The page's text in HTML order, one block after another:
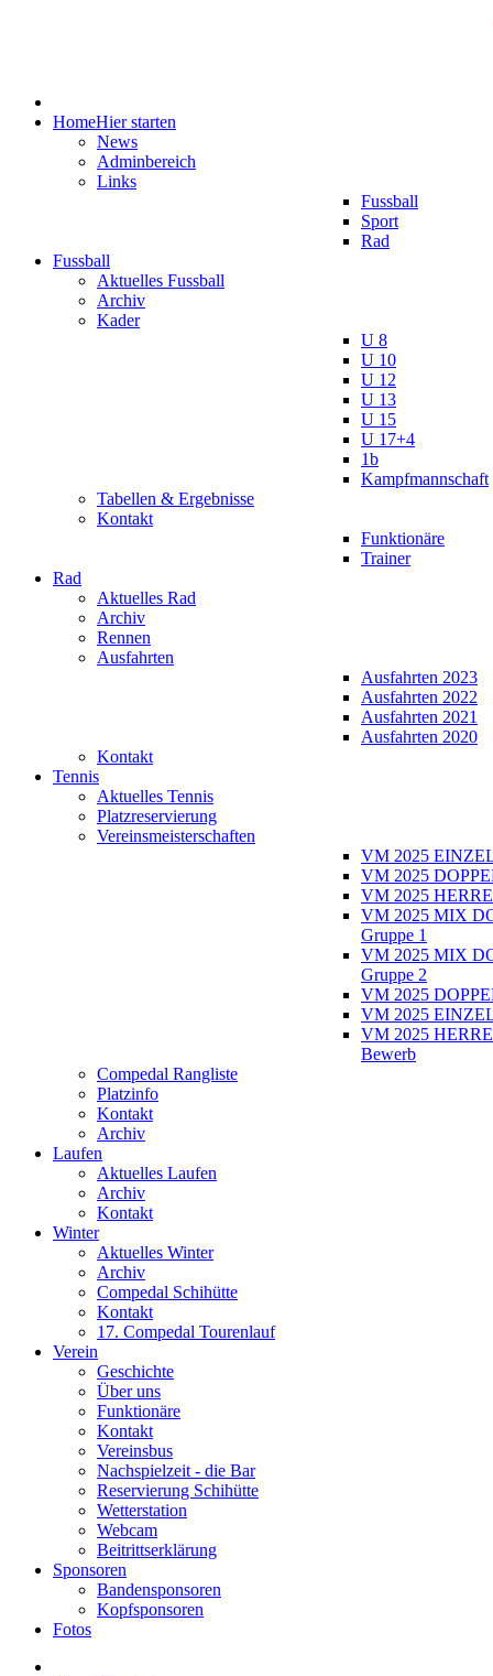
HomeHier starten
News
Adminbereich
Links
Fussball
Sport
Rad
Fussball
Aktuelles Fussball
Archiv
Kader
U 8
U 10
U 12
U 13
U 15
U 17+4
1b
Kampfmannschaft
Tabellen & Ergebnisse
Kontakt
Funktionäre
Trainer
Rad
Aktuelles Rad
Archiv
Rennen
Ausfahrten
Ausfahrten 2023
Ausfahrten 2022
Ausfahrten 2021
Ausfahrten 2020
Kontakt
Tennis
Aktuelles Tennis
Platzreservierung
Vereinsmeisterschaften
VM 2025
VM 2025
VM 2025
VM 2025 MIX
Gruppe 1
VM 2025 MIX
Gruppe 2
VM 2025
VM 2025
VM 2025
Bewerb
Compedal Rangliste
Platzinfo
Kontakt
Archiv
Laufen
Aktuelles Laufen
Archiv
Kontakt
Winter
Aktuelles Winter
Archiv
Compedal Schihütte
Kontakt
17. Compedal Tourenlauf
Verein
Geschichte
Über uns
Funktionäre
Kontakt
Vereinsbus
Nachspielzeit - die Bar
Reservierung Schihütte
Wetterstation
Webcam
Beitrittserklärung
Sponsoren
Bandensponsoren
Kopfsponsoren
Fotos